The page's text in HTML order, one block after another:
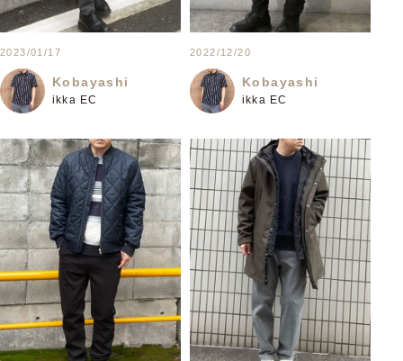
2023/01/17
Kobayashi
ikka EC
2022/12/20
Kobayashi
ikka EC